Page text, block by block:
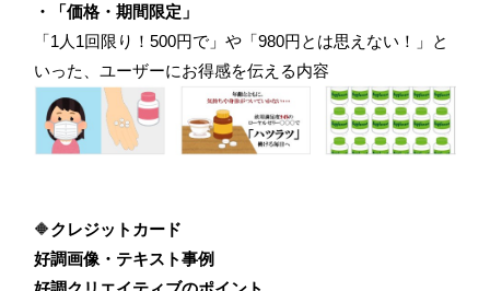
・「価格・期間限定」
「1人1回限り！500円で」や「980円とは思えない！」と
いった、ユーザーにお得感を伝える内容
🔶クレジットカード
好調画像・テキスト事例